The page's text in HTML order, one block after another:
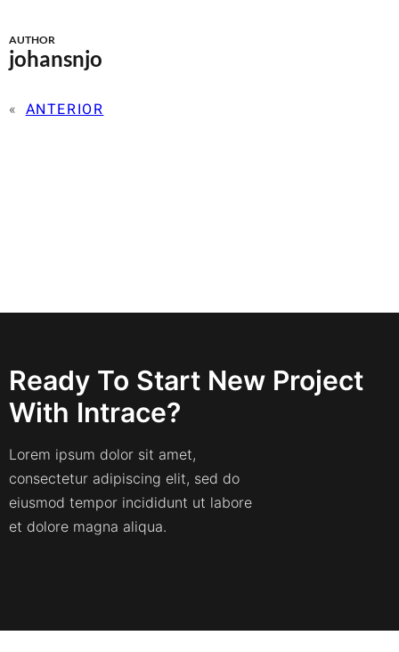
AUTHOR
johansnjo
« ANTERIOR
Ready To Start New Project
With Intrace?
Lorem ipsum dolor sit amet,
consectetur adipiscing elit, sed do
eiusmod tempor incididunt ut labore
et dolore magna aliqua.